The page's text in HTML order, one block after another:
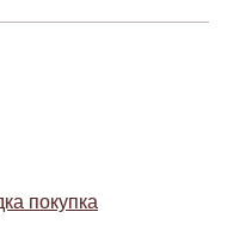
покупка